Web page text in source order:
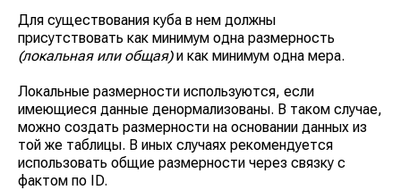
Для существования куба в нем должны
присутствовать как минимум одна размерность
(локальная или общая)и как минимум одна мера.
Локальные размерности используются, если
имеющиеся данные денормализованы. В таком случае,
можно создать размерности на основании данных из
той же таблицы. В иных случаях рекомендуется
использовать общие размерности через связку с
фактом по ID.
Блог:
Экспертные статьи
Мероприятия
Новости компании
О компании
Наши решения:
Планировщик
пространства
SpacePlanner
аналитики
Ласмарт.Обмен
данными с
партнерами
Ласмарт.Аналитика
для розницы